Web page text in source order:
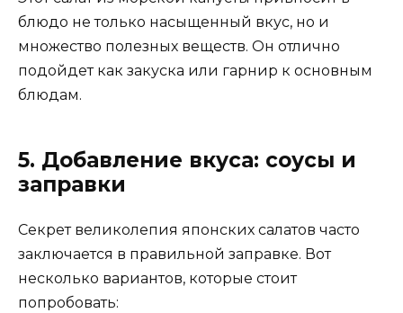
блюдо не только насыщенный вкус, но и
множество полезных веществ. Он отлично
подойдет как закуска или гарнир к основным
блюдам.
5. Добавление вкуса: соусы и
заправки
Секрет великолепия японских салатов часто
заключается в правильной заправке. Вот
несколько вариантов, которые стоит
попробовать: